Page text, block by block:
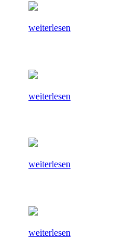
weiterlesen
weiterlesen
weiterlesen
weiterlesen